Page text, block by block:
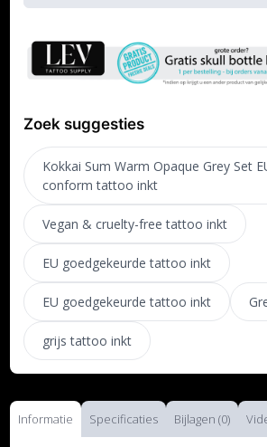
Zoek suggesties
Kokkai Sum Warm Opaque Grey Set
conform tattoo inkt
Vegan & cruelty-free tattoo inkt
EU goedgekeurde tattoo inkt
EU goedgekeurde tattoo inkt
grijs tattoo inkt
Informatie Specificaties Bijlagen (0)